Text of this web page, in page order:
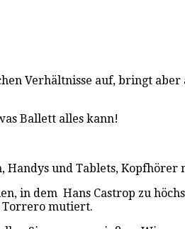
Verhältnisse auf, bringt
Ballett alles kann!
und Tablets, Kopfhörer
in dem Hans Castrop zu
Torrero mutiert.